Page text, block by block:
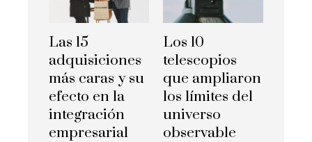
Las 15
adquisiciones
más caras y su
efecto en la
integración
empresarial
Los 10
telescopios
que ampliaron
los límites del
universo
observable